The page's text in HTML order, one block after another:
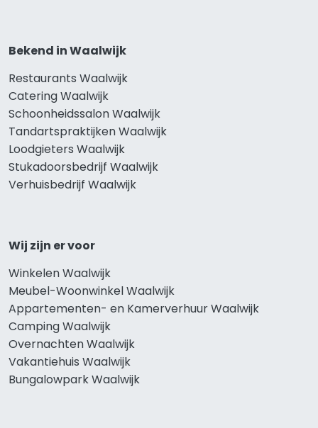
Bekend in Waalwijk
Restaurants Waalwijk
Catering Waalwijk
Schoonheidssalon Waalwijk
Tandartspraktijken Waalwijk
Loodgieters Waalwijk
Stukadoorsbedrijf Waalwijk
Verhuisbedrijf Waalwijk
Wij zijn er voor
Winkelen Waalwijk
Meubel-Woonwinkel Waalwijk
Appartementen- en Kamerverhuur Waalwijk
Camping Waalwijk
Overnachten Waalwijk
Vakantiehuis Waalwijk
Bungalowpark Waalwijk